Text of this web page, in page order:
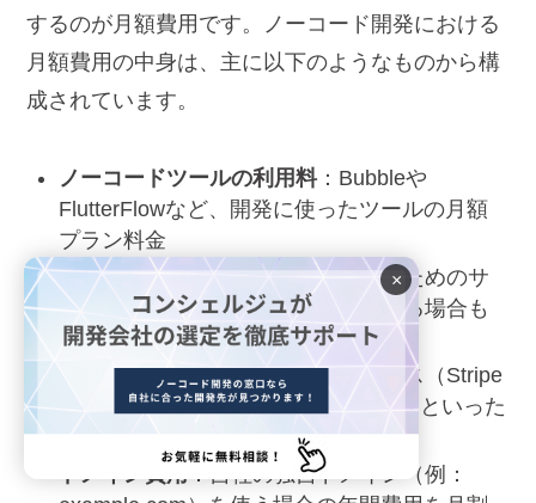
するのが月額費用です。ノーコード開発における
月額費用の中身は、主に以下のようなものから構
成されています。
ノーコードツールの利用料：Bubbleや
FlutterFlowなど、開発に使ったツールの月額
プラン料金
ホスティング費用：アプリを動かすためのサ
ーバー利用料（ツール料金に含まれる場合も
多い）
外部サービスの利用料：決済サービス（Stripe
など）、メール配信サービス、AI APIといった
連携先サービスの利用料
ドメイン費用：自社の独自ドメイン（例：
×